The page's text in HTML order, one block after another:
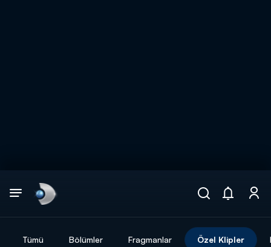
Tümü Bölümler Fragmanlar Özel Klipler